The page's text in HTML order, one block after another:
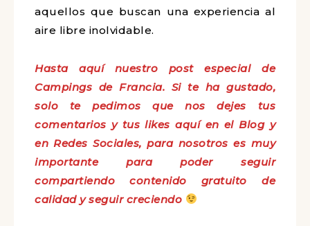
aquellos que buscan una experiencia al
aire libre inolvidable.
Hasta aquí nuestro post especial de
Campings de Francia. Si te ha gustado,
solo te pedimos que nos dejes tus
comentarios y tus likes aquí en el Blog y
en Redes Sociales, para nosotros es muy
importante para poder seguir
compartiendo contenido gratuito de
calidad y seguir creciendo